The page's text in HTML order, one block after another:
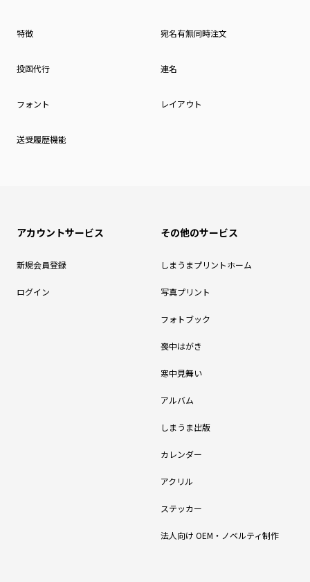
特徴 宛名有無同時注文
投函代行 連名
フォント レイアウト
送受履歴機能
アカウントサービス
新規会員登録
ログイン
その他のサービス
しまうまプリントホーム
写真プリント
フォトブック
喪中はがき
寒中見舞い
アルバム
しまうま出版
カレンダー
アクリル
ステッカー
法人向け OEM・ノベルティ制作